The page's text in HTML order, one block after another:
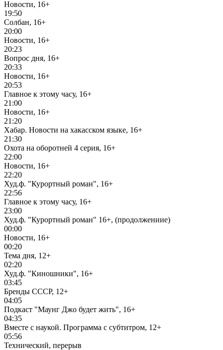
Новости, 16+
19:50
Солбан, 16+
20:00
Новости, 16+
20:23
Вопрос дня, 16+
20:33
Новости, 16+
20:53
Главное к этому часу, 16+
21:00
Новости, 16+
21:20
Хабар. Новости на хакасском языке, 16+
21:30
Охота на оборотней 4 серия, 16+
22:00
Новости, 16+
22:20
Худ.ф. "Курортный роман", 16+
22:56
Главное к этому часу, 16+
23:00
Худ.ф. "Курортный роман" 16+, (продолжениие)
00:00
Новости, 16+
00:20
Тема дня, 12+
02:20
Худ.ф. "Киношники", 16+
03:45
Бренды СССР, 12+
04:05
Подкаст "Маунг Джо будет жить", 16+
04:35
Вместе с наукой. Программа с субтитром, 12+
05:56
Технический, перерыв